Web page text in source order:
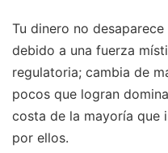
Tu dinero no
debido a una fuerza
regulatoria; cambia de
pocos que logran
costa de la mayoría que
por ellos.